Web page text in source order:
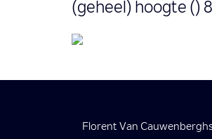
(geheel) hoogte ()
Florent Van